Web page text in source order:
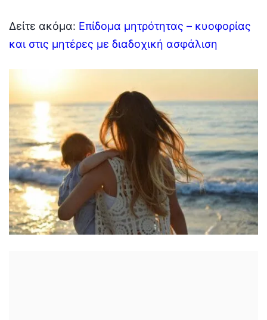
Δείτε ακόμα: Επίδομα μητρότητας – κυοφορίας
και στις μητέρες με διαδοχική ασφάλιση